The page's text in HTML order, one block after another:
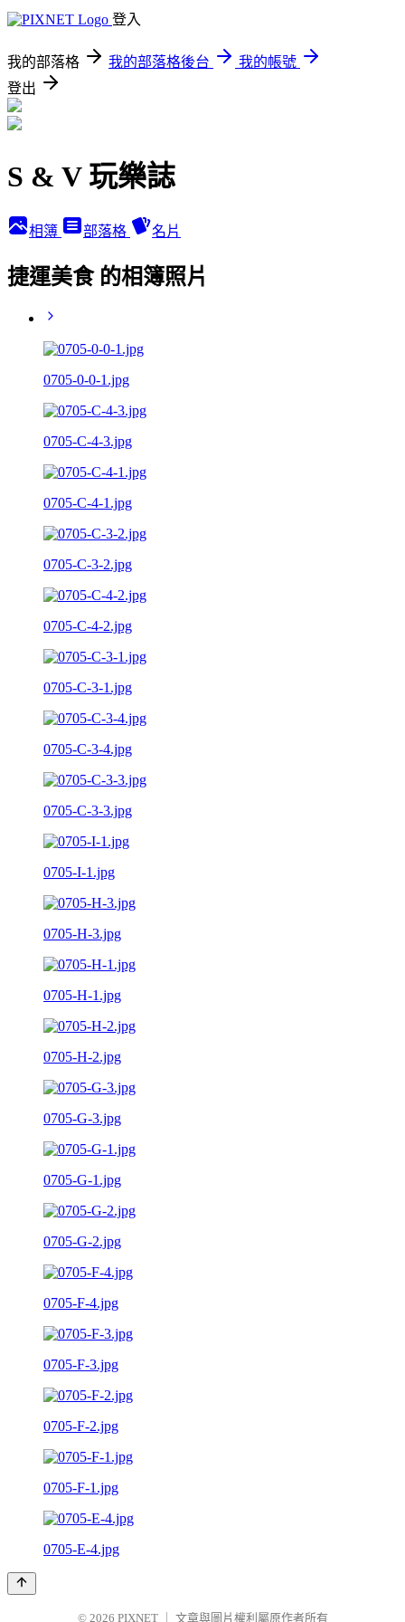
登入
我的部落格 我的部落格後台
我的帳號
登出
S & V 玩樂誌
相簿 部落格 名片
捷運美食 的相簿照片
0705-0-0-1.jpg
0705-C-4-3.jpg
0705-C-4-1.jpg
0705-C-3-2.jpg
0705-C-4-2.jpg
0705-C-3-1.jpg
0705-C-3-4.jpg
0705-C-3-3.jpg
0705-I-1.jpg
0705-H-3.jpg
0705-H-1.jpg
0705-H-2.jpg
0705-G-3.jpg
0705-G-1.jpg
0705-G-2.jpg
0705-F-4.jpg
0705-F-3.jpg
0705-F-2.jpg
0705-F-1.jpg
0705-E-4.jpg
© 2026 PIXNET 文章與圖片權利屬原作者所有